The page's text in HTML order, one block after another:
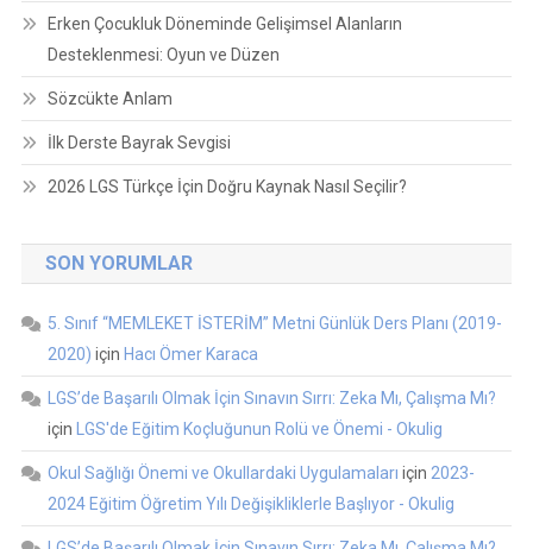
Erken Çocukluk Döneminde Gelişimsel Alanların
Desteklenmesi: Oyun ve Düzen
Sözcükte Anlam
İlk Derste Bayrak Sevgisi
2026 LGS Türkçe İçin Doğru Kaynak Nasıl Seçilir?
SON YORUMLAR
5. Sınıf “MEMLEKET İSTERİM” Metni Günlük Ders Planı (2019-
2020) için Hacı Ömer Karaca
LGS’de Başarılı Olmak İçin Sınavın Sırrı: Zeka Mı, Çalışma Mı?
için
LGS'de Eğitim Koçluğunun Rolü ve Önemi - Okulig
Okul Sağlığı Önemi ve Okullardaki Uygulamaları için 2023-
2024 Eğitim Öğretim Yılı Değişikliklerle Başlıyor - Okulig